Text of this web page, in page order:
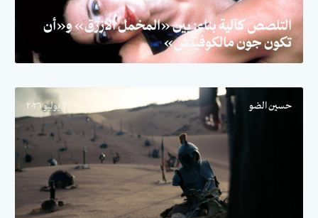
التلصص كآلية بناء: بين «المخمل الأزرق» و«أن
تكون جون مالكوفيتش»
حسين الضو ٣٠ يوليو ٢٠٢٦